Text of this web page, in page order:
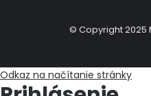
© Copyright 2025
Odkaz na načítanie stránky